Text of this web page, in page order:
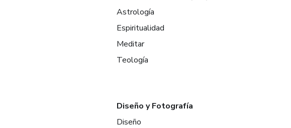
Astrología
Espiritualidad
Meditar
Teología
Diseño y Fotografía
Diseño